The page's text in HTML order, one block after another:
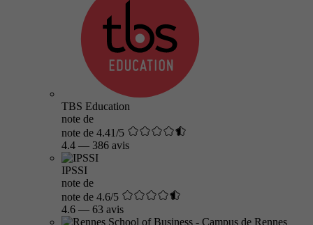
TBS Education
note de
note de 4.41/5
4.4 — 386 avis
IPSSI
note de
note de 4.6/5
4.6 — 63 avis